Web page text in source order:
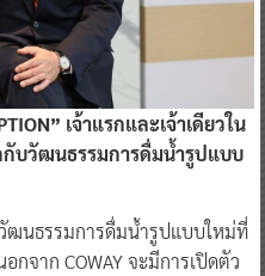
เจ้าแรกและเจ้าเดียวใน
กับวัฒนธรรมการดื่มน้ำรูปแบบ
ฒนธรรมการดื่มน้ำรูปแบบใหม่ที่
อกจาก COWAY จะมีการเปิดตัว